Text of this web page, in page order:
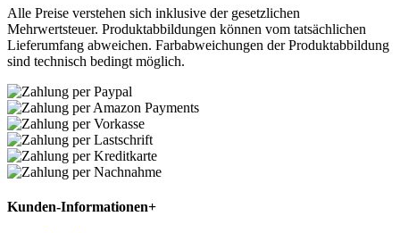
Alle Preise verstehen sich inklusive der gesetzlichen
Mehrwertsteuer. Produktabbildungen können vom tatsächlichen
Lieferumfang abweichen. Farbabweichungen der Produktabbildung
sind technisch bedingt möglich.
Kunden-Informationen+